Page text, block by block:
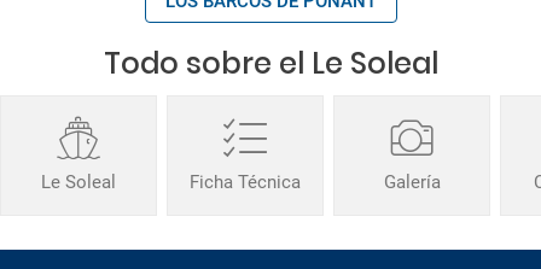
Todo sobre el Le Soleal
Le Soleal Ficha Técnica Galería